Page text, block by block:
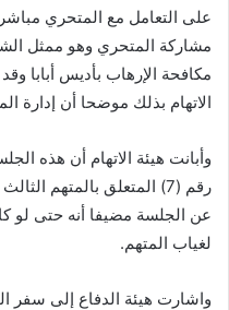
على التعامل مع المتحري
مشاركة المتحري وهو ممثل
مكافحة الإرهاب بأديس أبابا
الاتهام بذلك موضحا أن إدارة
وأبانت هيئة الاتهام أن هذه
رقم (7) المتعلق بالمتهم
عن الجلسة مضيفا أنه حتى لو
لغياب المتهم.
واشارت هيئة الدفاع إلى سفر